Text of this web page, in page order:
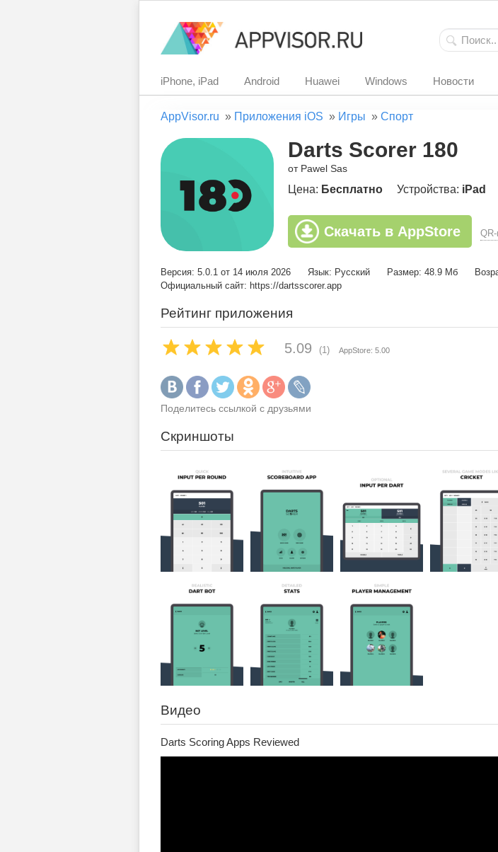
iPhone, iPad Android Huawei Windows Новости
AppVisor.ru » Приложения iOS » Игры » Спорт
Darts Scorer 180
от Pawel Sas
Цена: Бесплатно Устройства: iPad
Скачать в AppStore
Версия: 5.0.1 от 14 июля 2026 Язык: Русский Размер: 48.9 Мб
Официальный сайт: https://dartsscorer.app
Рейтинг приложения
5.09 (1) AppStore: 5.00
Поделитесь ссылкой с друзьями
Скриншоты
Видео
Darts Scoring Apps Reviewed